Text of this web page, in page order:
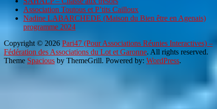
Association Toutous et P’tits Cailloux
Nadine LABARCHEDE (Maison du Bien être en Agenais)
programme 2024
Copyright © 2026 Pari47 (Pour Associations Réunies Interactives) –
Fédération des Associations du Lot et Garonne. All rights reserved.
Theme Spacious by ThemeGrill. Powered by: WordPress.